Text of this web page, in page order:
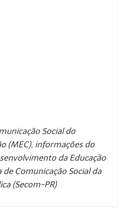
Social do
(MEC), informações do
da Educação
de Comunicação Social da
(Secom-PR)